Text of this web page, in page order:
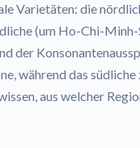
Varietäten: die
(um Ho-Chi-Minh-
der
während das südliche
aus welcher